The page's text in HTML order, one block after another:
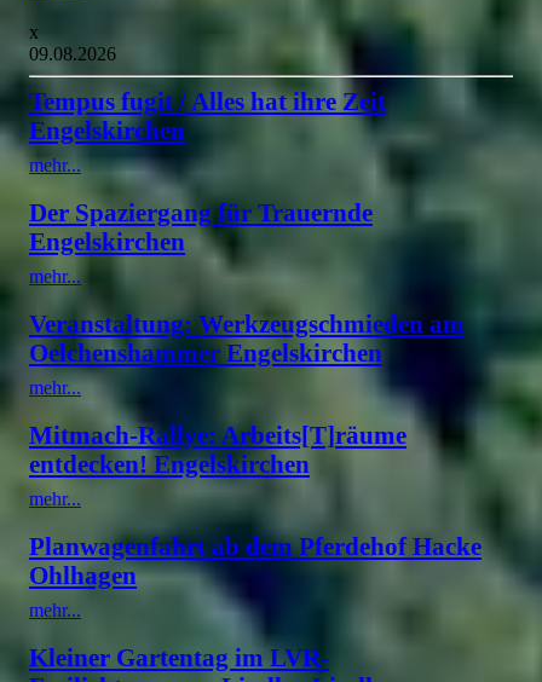
x
09.08.2026
Tempus fugit / Alles hat ihre Zeit
Engelskirchen
mehr...
Der Spaziergang für Trauernde
Engelskirchen
mehr...
Veranstaltung: Werkzeugschmieden am
Oelchenshammer Engelskirchen
mehr...
Mitmach-Rallye: Arbeits[T]räume
entdecken! Engelskirchen
mehr...
Planwagenfahrt ab dem Pferdehof Hacke
Ohlhagen
mehr...
Kleiner Gartentag im LVR-